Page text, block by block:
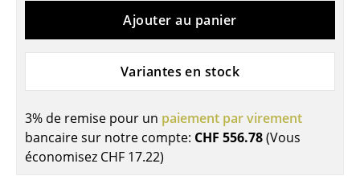
Tables de conférence et Pupitres
Tables hautes & Pupitres
Tables enfants
Table de jardin
Chariots & Dessertes
Ajouter au panier
Variantes en stock
3% de remise pour un paiement par virement
bancaire sur notre compte: CHF 556.78(Vous
économisez CHF 17.22)